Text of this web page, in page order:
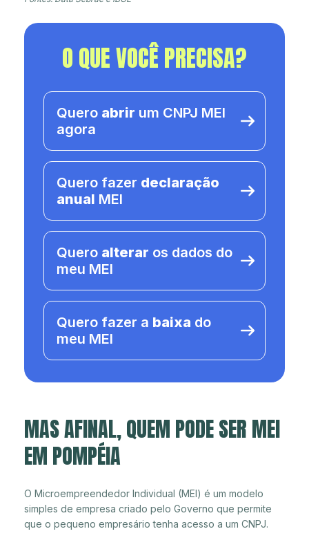
O QUE VOCÊ PRECISA?
Quero abrir um CNPJ MEI
agora
Quero fazer declaração
anual MEI
Quero alterar os dados do
meu MEI
Quero fazer a baixa do
meu MEI
MAS AFINAL, QUEM PODE SER MEI
EM POMPÉIA
O Microempreendedor Individual (MEI) é um modelo
simples de empresa criado pelo Governo que permite
que o pequeno empresário tenha acesso a um CNPJ.